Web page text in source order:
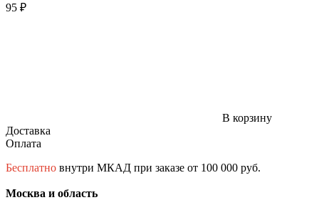
95 ₽
В корзину
Доставка
Оплата
Бесплатно внутри МКАД при заказе от 100 000 руб.
Москва и область